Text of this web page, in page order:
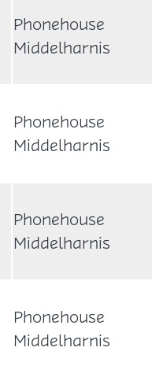
Phonehouse
Middelharnis
Phonehouse
Middelharnis
Phonehouse
Middelharnis
Phonehouse
Middelharnis